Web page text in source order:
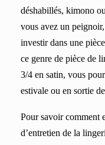
déshabillés, kimono
vous avez un
investir dans une
ce genre de pièce de
3/4 en satin, vous
estivale ou en sortie
Pour savoir comment
d’entretien de la